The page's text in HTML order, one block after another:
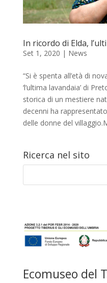
In ricordo di Elda,
Set 1, 2020 | News
“Si è spenta all’età di
‘l’ultima lavandaia’ di
storica di un mestiere
decenni ha
delle donne del
Ricerca nel sito
Ecomuseo del